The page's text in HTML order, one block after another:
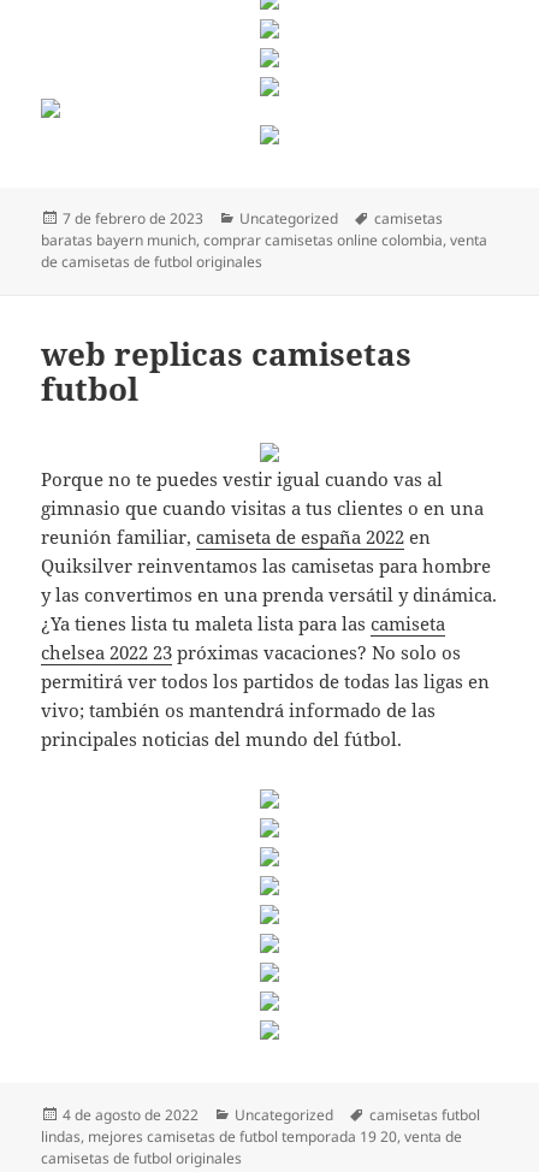
Publicado
el
7 de febrero de 2023 Categorías
Uncategorized Etiquetas
camisetas
baratas bayern munich,comprar camisetas online colombia,venta
de camisetas de futbol originales
web replicas camisetas
futbol
Porque no te puedes vestir igual cuando vas al
gimnasio que cuando visitas a tus clientes o en una
reunión familiar,camiseta de españa 2022 en
Quiksilver reinventamos las camisetas para hombre
y las convertimos en una prenda versátil y dinámica.
¿Ya tienes lista tu maleta lista para lascamiseta
chelsea 2022 23 próximas vacaciones? No solo os
permitirá ver todos los partidos de todas las ligas en
vivo; también os mantendrá informado de las
principales noticias del mundo del fútbol.
Publicado
el
4 de agosto de 2022 Categorías
Uncategorized Etiquetas
camisetas futbol
lindas, mejores camisetas de futbol temporada 19 20,venta de
camisetas de futbol originales